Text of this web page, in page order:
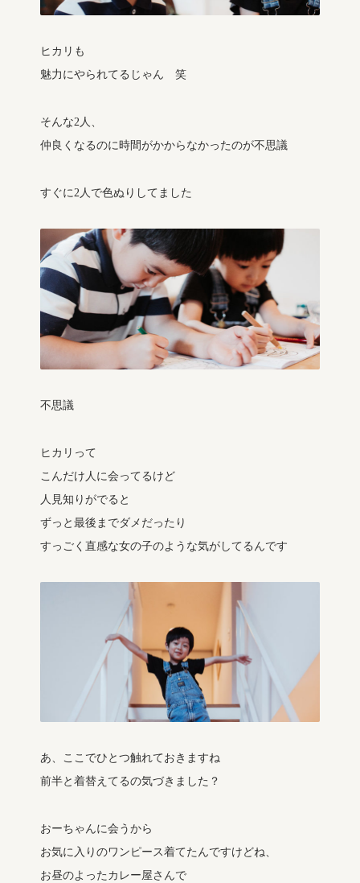
ヒカリも
魅力にやられてるじゃん 笑
そんな2人、
仲良くなるのに時間がかからなかったのが不思議
すぐに2人で色ぬりしてました
不思議
ヒカリって
こんだけ人に会ってるけど
人見知りがでると
ずっと最後までダメだったり
すっごく直感な女の子のような気がしてるんです
あ、ここでひとつ触れておきますね
前半と着替えてるの気づきました？
おーちゃんに会うから
お気に入りのワンピース着てたんですけどね、
お昼のよったカレー屋さんで